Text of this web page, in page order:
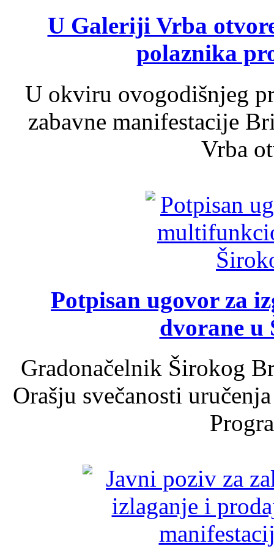
U Galeriji Vrba
polaznika
U okviru ovogodišnjeg
zabavne manifestacije
Vrba
Potpisan ugovor za
dvorane u
Gradonačelnik Širokog
Orašju svečanosti